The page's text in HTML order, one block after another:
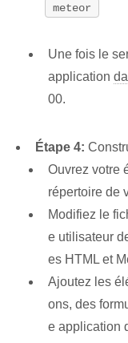
meteor
Une fois le
application
00.
Étape 4:
Ouvrez votre
répertoire de
Modifiez le
e utilisateur
es HTML et
Ajoutez les
ons, des
e application